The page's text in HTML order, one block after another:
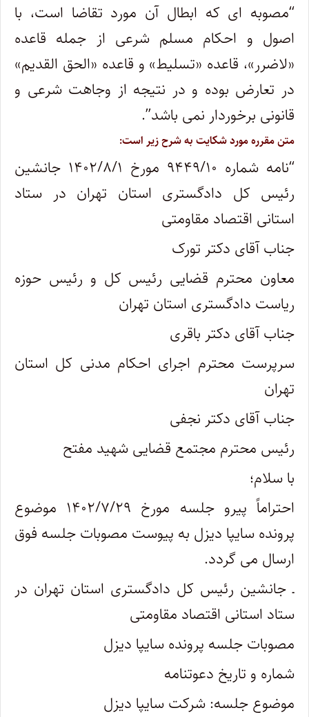
“مصوبه ای که ابطال آن مورد تقاضا است، با
اصول و احکام مسلم شرعی از جمله قاعده
«لاضرر»، قاعده «تسلیط» و قاعده «الحق القدیم»
در تعارض بوده و در نتیجه از وجاهت شرعی و
قانونی برخوردار نمی باشد.”
متن مقرره مورد شکایت به شرح زیر است:
“
نامه شماره ۹۴۴۹/۱۰ مورخ ۱۴۰۲/۸/۱ جانشین
رئیس کل دادگستری استان تهران در ستاد
استانی اقتصاد مقاومتی
جناب آقای دکتر تورک
معاون محترم قضایی رئیس کل و رئیس حوزه
ریاست دادگستری استان تهران
جناب آقای دکتر باقری
سرپرست محترم اجرای احکام مدنی کل استان
تهران
جناب آقای دکتر نجفی
رئیس محترم مجتمع قضایی شهید مفتح
با سلام؛
احتراماً پیرو جلسه مورخ ۱۴۰۲/۷/۲۹ موضوع
پرونده سایپا دیزل به پیوست مصوبات جلسه فوق
ارسال می گردد.
ـ جانشین رئیس کل دادگستری استان تهران در
ستاد استانی اقتصاد مقاومتی
مصوبات جلسه پرونده سایپا دیزل
شماره و تاریخ دعوتنامه
موضوع جلسه: شرکت سایپا دیزل